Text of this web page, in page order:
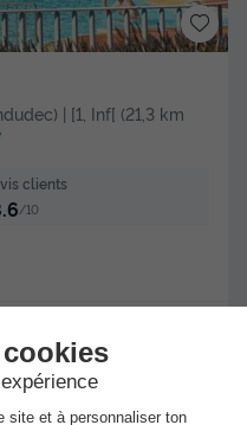
| [1, Inf[ (21,3 km
clients
/10
home | Comfort | 2 Ch. |
| 1 SDB